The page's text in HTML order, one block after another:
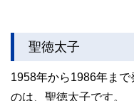
聖徳太子
1958年から1986年ま
のは、聖徳太子です。